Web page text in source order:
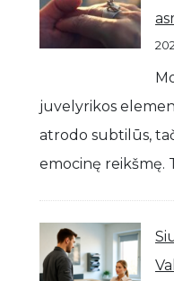
juvelyrikos
atrodo subtilūs,
emocinę reikšmę.